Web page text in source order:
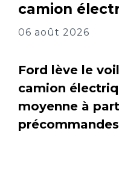
camion
06 août 2026
Ford lève le
camion
moyenne à